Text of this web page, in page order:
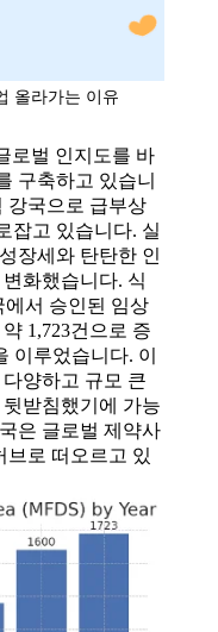
올라가는 이유
로벌 인지도를 바
구축하고 있습니
강국으로 급부상
잡고 있습니다. 실
장세와 탄탄한 인
화했습니다. 식
에서 승인된 임상
1,723건으로 증
이루었습니다. 이
양하고 규모 큰
받침했기에 가능
은 글로벌 제약사
브로 떠오르고 있